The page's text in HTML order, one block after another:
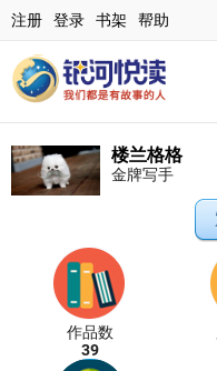
注册 登录 书架 帮助
楼兰格格
金牌写手
作品数
39